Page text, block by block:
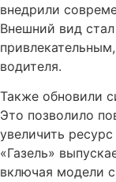
внедрили
Внешний вид
водителя.
Также обновили
Это позволило
увеличить
«Газель»
включая модели